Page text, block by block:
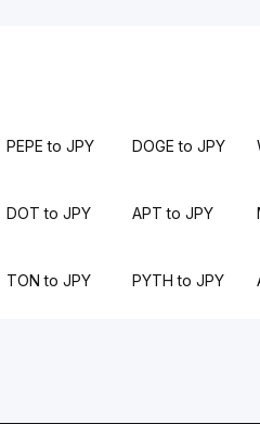
PEPE to JPY DOGE to JPY
DOT to JPY APT to JPY
TON to JPY PYTH to JPY